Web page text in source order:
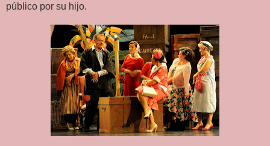
público por su hijo.